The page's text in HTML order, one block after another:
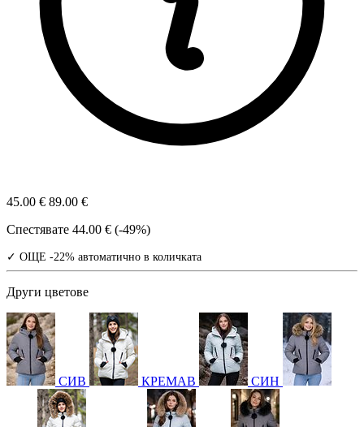
45.00 € 89.00 €
Спестявате 44.00 € (-49%)
✓ ОЩЕ -22% автоматично в количката
Други цветове
СИВ КРЕМАВ СИН